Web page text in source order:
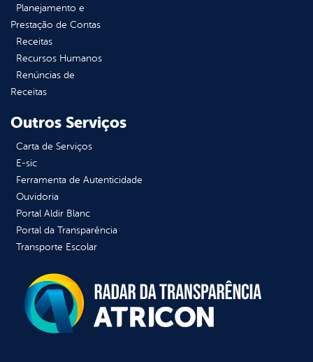
Planejamento e
Prestação de Contas
Receitas
Recursos Humanos
Renúncias de
Receitas
Outros Serviços
Carta de Serviços
E-sic
Ferramenta de Autenticidade
Ouvidoria
Portal Aldir Blanc
Portal da Transparência
Transporte Escolar